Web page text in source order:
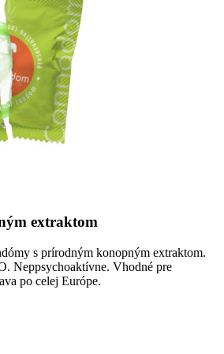
extraktom
s prírodným konopným extraktom.
Neppsychoaktívne. Vhodné pre
po celej Európe.